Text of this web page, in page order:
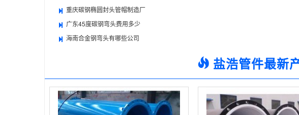
重庆碳钢椭圆封头管帽制造厂
广东45度碳钢弯头费用多少
海南合金钢弯头有哪些公司
盐浩管件最新